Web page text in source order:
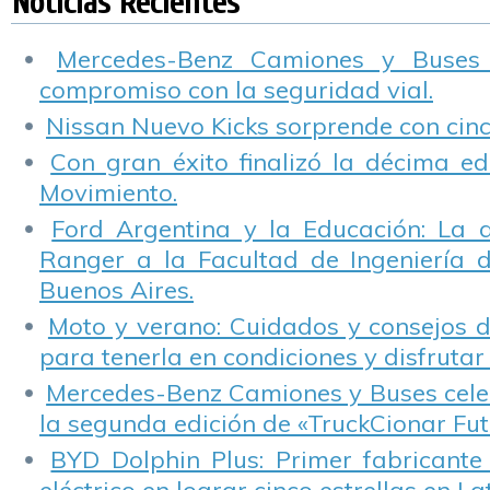
moral
Mercedes-Benz Camiones y
compromiso con la seguridad vial.
Nissan Nuevo Kicks sorprende con
Con gran éxito finalizó la décima
Movimiento.
Ford Argentina y la Educación: La
Ranger a la Facultad de Ingeniería
Buenos Aires.
Moto y verano: Cuidados y consejos
para tenerla en condiciones y disfrutar
Mercedes-Benz Camiones y Buses
la segunda edición de «TruckCionar
BYD Dolphin Plus: Primer